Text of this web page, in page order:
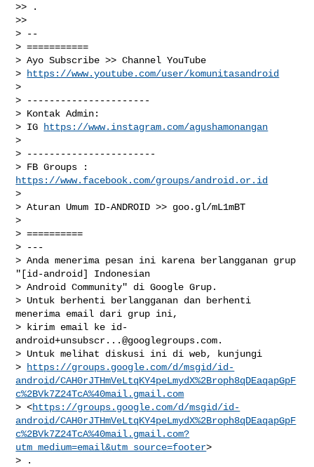
>> .
>>
> --
> ===========
> Ayo Subscribe >> Channel YouTube
>
https://www.youtube.com/user/komunitasandroid
>
> ----------------------
> Kontak Admin:
> IG
https://www.instagram.com/agushamonangan
>
> -----------------------
https://www.facebook.com/groups/android.or.id
>
> Aturan Umum ID-ANDROID >> goo.gl/mL1mBT
>
> ==========
> ---
> Anda menerima pesan ini karena berlangganan grup
"[id-android] Indonesian
> Android Community" di Google Grup.
> Untuk berhenti berlangganan dan berhenti
menerima email dari grup ini,
> kirim email ke id-
android+unsubscr...@googlegroups.com.
> Untuk melihat diskusi ini di web, kunjungi
>
https://groups.google.com/d/msgid/id-
android/CAH0rJTHmVeLtqKY4peLmydX%2Broph8qDEaqapGpF
c%2BVk7Z24TcA%40mail.gmail.com
> <https://groups.google.com/d/msgid/id-
android/CAH0rJTHmVeLtqKY4peLmydX%2Broph8qDEaqapGpF
c%2BVk7Z24TcA%40mail.gmail.com?
utm_medium=email&utm_source=footer>
> .